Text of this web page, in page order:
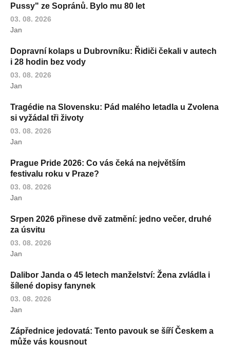
Pussy" ze Sopránů. Bylo mu 80 let
03. 08. 2026
Jan
Dopravní kolaps u Dubrovníku: Řidiči čekali v autech
i 28 hodin bez vody
03. 08. 2026
Jan
Tragédie na Slovensku: Pád malého letadla u Zvolena
si vyžádal tři životy
03. 08. 2026
Jan
Prague Pride 2026: Co vás čeká na největším
festivalu roku v Praze?
03. 08. 2026
Jan
Srpen 2026 přinese dvě zatmění: jedno večer, druhé
za úsvitu
03. 08. 2026
Jan
Dalibor Janda o 45 letech manželství: Žena zvládla i
šílené dopisy fanynek
03. 08. 2026
Jan
Zápřednice jedovatá: Tento pavouk se šíří Českem a
může vás kousnout